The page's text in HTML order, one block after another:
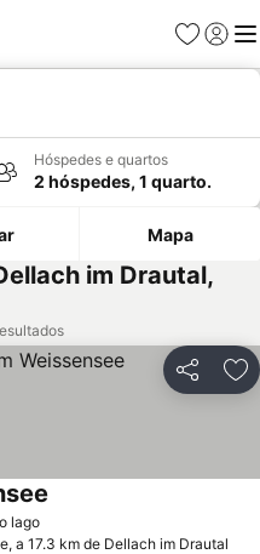
Favoritos
Iniciar
Hóspedes e quartos
2 hóspedes, 1 quarto.
Mapa
im Drautal,
Partilhar
lago
a 17.3 km de Dellach im Drautal